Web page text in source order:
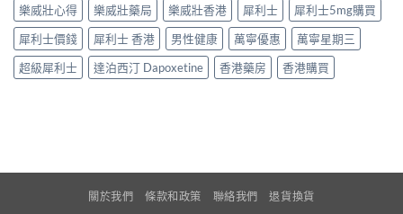
樂威壯心得
樂威壯藥局 樂威壯香港 犀利士
犀利士5mg購買
犀利士價錢
犀利士 香港 男性健康 萬寧優惠
萬寧星期三
超級犀利士
達泊西汀 Dapoxetine 香港藥房 香港購買
關於我們 條款和政策 聯絡我們 退貨換貨